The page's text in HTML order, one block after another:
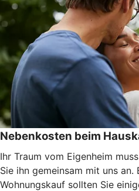
Nebenkosten beim
Ihr Traum vom Eigenheim
Sie ihn gemeinsam mit uns an.
Wohnungskauf sollten Sie